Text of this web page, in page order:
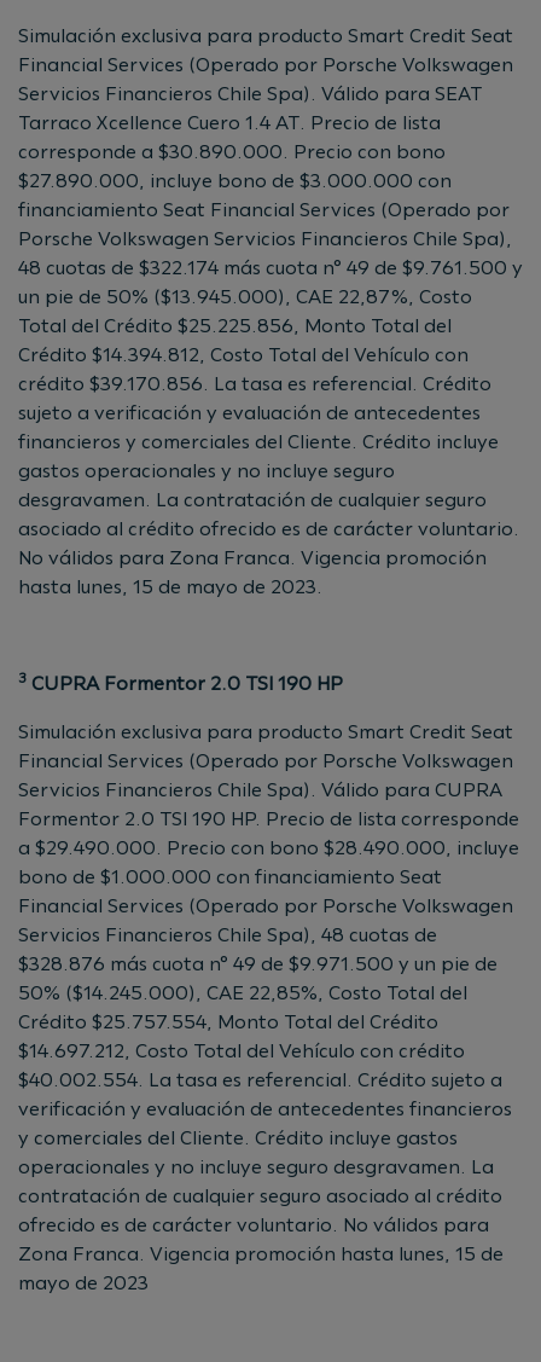
Simulación exclusiva para producto Smart Credit Seat
Financial Services (Operado por Porsche Volkswagen
Servicios Financieros Chile Spa). Válido para SEAT
Tarraco Xcellence Cuero 1.4 AT. Precio de lista
corresponde a $30.890.000. Precio con bono
$27.890.000, incluye bono de $3.000.000 con
financiamiento Seat Financial Services (Operado por
Porsche Volkswagen Servicios Financieros Chile Spa),
48 cuotas de $322.174 más cuota n° 49 de $9.761.500 y
un pie de 50% ($13.945.000), CAE 22,87%, Costo
Total del Crédito $25.225.856, Monto Total del
Crédito $14.394.812, Costo Total del Vehículo con
crédito $39.170.856. La tasa es referencial. Crédito
sujeto a verificación y evaluación de antecedentes
financieros y comerciales del Cliente. Crédito incluye
gastos operacionales y no incluye seguro
desgravamen. La contratación de cualquier seguro
asociado al crédito ofrecido es de carácter voluntario.
No válidos para Zona Franca. Vigencia promoción
hasta lunes, 15 de mayo de 2023.
3 CUPRA Formentor 2.0 TSI 190 HP
Simulación exclusiva para producto Smart Credit Seat
Financial Services (Operado por Porsche Volkswagen
Servicios Financieros Chile Spa). Válido para CUPRA
Formentor 2.0 TSI 190 HP. Precio de lista corresponde
a $29.490.000. Precio con bono $28.490.000, incluye
bono de $1.000.000 con financiamiento Seat
Financial Services (Operado por Porsche Volkswagen
Servicios Financieros Chile Spa), 48 cuotas de
$328.876 más cuota n° 49 de $9.971.500 y un pie de
50% ($14.245.000), CAE 22,85%, Costo Total del
Crédito $25.757.554, Monto Total del Crédito
$14.697.212, Costo Total del Vehículo con crédito
$40.002.554. La tasa es referencial. Crédito sujeto a
verificación y evaluación de antecedentes financieros
y comerciales del Cliente. Crédito incluye gastos
operacionales y no incluye seguro desgravamen. La
contratación de cualquier seguro asociado al crédito
ofrecido es de carácter voluntario. No válidos para
Zona Franca. Vigencia promoción hasta lunes, 15 de
mayo de 2023